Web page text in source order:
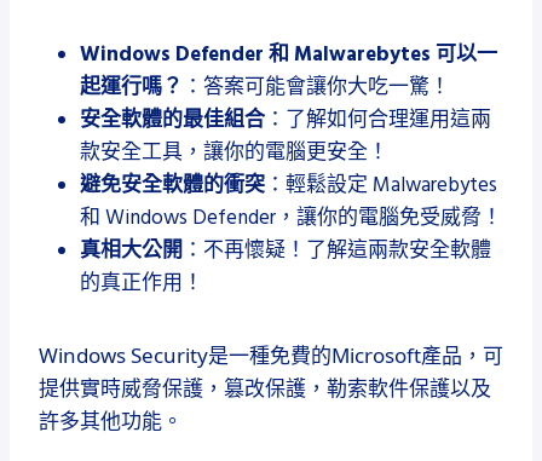
Windows Defender 和 Malwarebytes 可以一
起運行嗎？ ：答案可能會讓你大吃一驚！
安全軟體的最佳組合 ：了解如何合理運用這兩
款安全工具，讓你的電腦更安全！
避免安全軟體的衝突 ：輕鬆設定 Malwarebytes
和 Windows Defender，讓你的電腦免受威脅！
真相大公開 ：不再懷疑！了解這兩款安全軟體
的真正作用！
Windows Security是一種免費的Microsoft產品，可
提供實時威脅保護，篡改保護，勒索軟件保護以及
許多其他功能。